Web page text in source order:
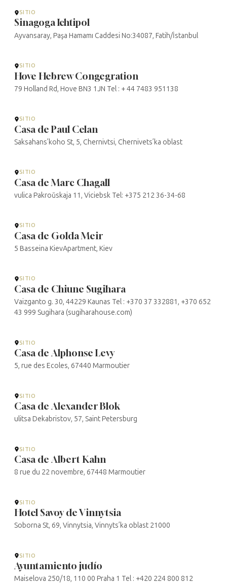
SITIO
Sinagoga Ichtipol
Ayvansaray, Paşa Hamamı Caddesi No:34087, Fatih/İstanbul
SITIO
Hove Hebrew Congegration
79 Holland Rd, Hove BN3 1JN Tel : + 44 7483 951138
SITIO
Casa de Paul Celan
Saksahans’koho St, 5, Chernivtsi, Chernivets’ka oblast
SITIO
Casa de Marc Chagall
vulica Pakroŭskaja 11, Viciebsk Tel: +375 212 36-34-68
SITIO
Casa de Golda Meir
5 Basseina KievApartment, Kiev
SITIO
Casa de Chiune Sugihara
Vaizganto g. 30, 44229 Kaunas Tel : +370 37 332881, +370 652
43 999 Sugihara (sugiharahouse.com)
SITIO
Casa de Alphonse Levy
5, rue des Ecoles, 67440 Marmoutier
SITIO
Casa de Alexander Blok
ulitsa Dekabristov, 57, Saint Petersburg
SITIO
Casa de Albert Kahn
8 rue du 22 novembre, 67448 Marmoutier
SITIO
Hotel Savoy de Vinnytsia
Soborna St, 69, Vinnytsia, Vinnyts’ka oblast 21000
SITIO
Ayuntamiento judío
Maiselova 250/18, 110 00 Praha 1 Tel : +420 224 800 812